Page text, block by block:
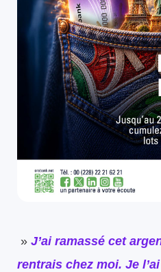
» J’ai ramassé cet
rentrais chez moi. Je